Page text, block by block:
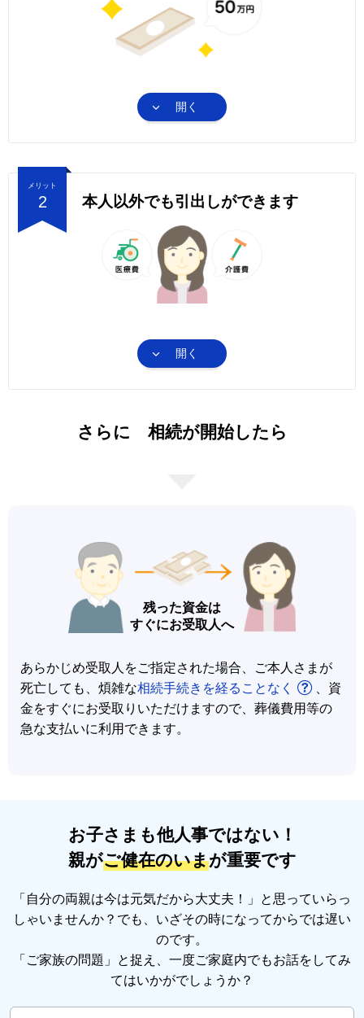
開く
メリット
2 本人以外でも引出しができます
開く
さらに 相続が開始したら
残った資金は
すぐにお受取人へ
あらかじめ受取人をご指定された場合、ご本人さまが
死亡しても、煩雑な相続手続きを経ることなく
、資
金をすぐにお受取りいただけますので、葬儀費用等の
急な支払いに利用できます。
お子さまも他人事ではない！
親がご健在のいまが重要です
「自分の両親は今は元気だから大丈夫！」と思っていらっ
しゃいませんか？でも、いざその時になってからでは遅い
のです。
「ご家族の問題」と捉え、一度ご家庭内でもお話をしてみ
てはいかがでしょうか？